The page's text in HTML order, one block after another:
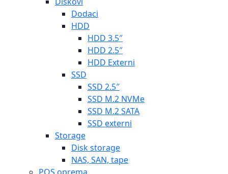
Dodaci
HDD
HDD 3.5″
HDD 2.5″
HDD Externi
SSD
SSD 2.5″
SSD M.2 NVMe
SSD M.2 SATA
SSD externi
Storage
Disk storage
NAS, SAN, tape